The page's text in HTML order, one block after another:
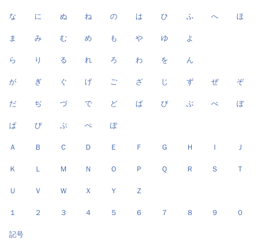
な に ぬ ね の は ひ ふ へ ほ
ま み む め も や ゆ よ
ら り る れ ろ わ を ん
が ぎ ぐ げ ご ざ じ ず ぜ ぞ
だ ぢ づ で ど ば び ぶ べ ぼ
ぱ ぴ ぷ ぺ ぽ
Ａ Ｂ Ｃ Ｄ Ｅ Ｆ Ｇ Ｈ Ｉ Ｊ
Ｋ Ｌ Ｍ Ｎ Ｏ Ｐ Ｑ Ｒ Ｓ Ｔ
Ｕ Ｖ Ｗ Ｘ Ｙ Ｚ
１ ２ ３ ４ ５ ６ ７ ８ ９ ０
記号